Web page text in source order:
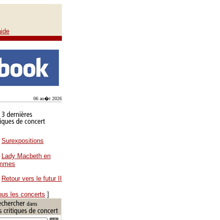
06 ao�t 2026
Surexpositions
Lady Macbeth en
Retour vers le futur II
les concerts ]